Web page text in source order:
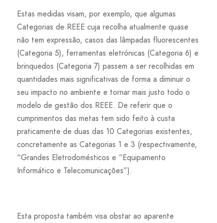
Estas medidas visam, por exemplo, que algumas
Categorias de REEE cuja recolha atualmente quase
não tem expressão, casos das lâmpadas fluorescentes
(Categoria 5), ferramentas eletrónicas (Categoria 6) e
brinquedos (Categoria 7) passem a ser recolhidas em
quantidades mais significativas de forma a diminuir o
seu impacto no ambiente e tornar mais justo todo o
modelo de gestão dos REEE. De referir que o
cumprimentos das metas tem sido feito à custa
praticamente de duas das 10 Categorias existentes,
concretamente as Categorias 1 e 3 (respectivamente,
“Grandes Eletrodomésticos e “Equipamento
Informático e Telecomunicações”).
Esta proposta também visa obstar ao aparente